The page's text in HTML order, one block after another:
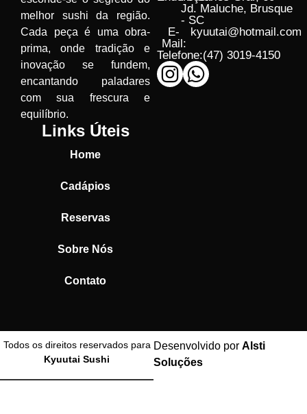
melhor sushi da região.
Cada peça é uma obra-
prima, onde tradição e
inovação se fundem,
encantando paladares
com sua frescura e
equilíbrio.
Links Úteis
Home
Cadápios
Reservas
Sobre Nós
Contato
Jd. Maluche, Brusque
- SC
E-
Mail:
kyuutai@hotmail.com
Telefone:(47) 3019-4150
Todos os direitos reservados para
Kyuutai Sushi
Desenvolvido por Alsti
Soluções